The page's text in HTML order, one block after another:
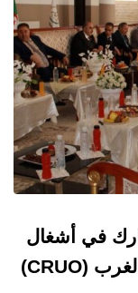
في أشغال
الندوة الجهوية لجامعات الغرب (CRUO)